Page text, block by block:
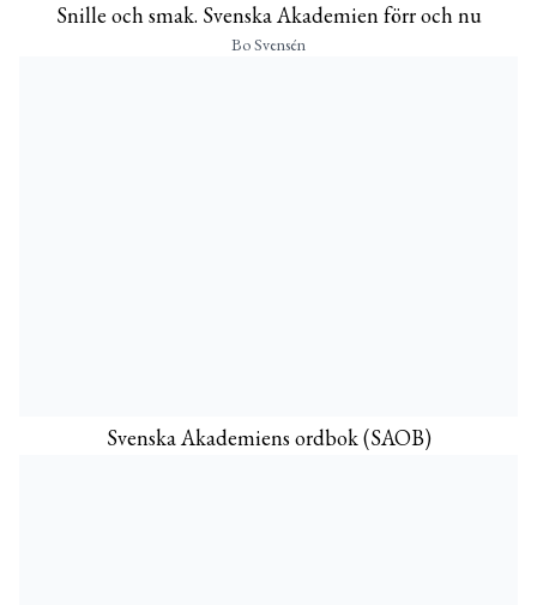
Snille och smak. Svenska Akademien förr och nu
Bo Svensén
Svenska Akademiens ordbok (SAOB)